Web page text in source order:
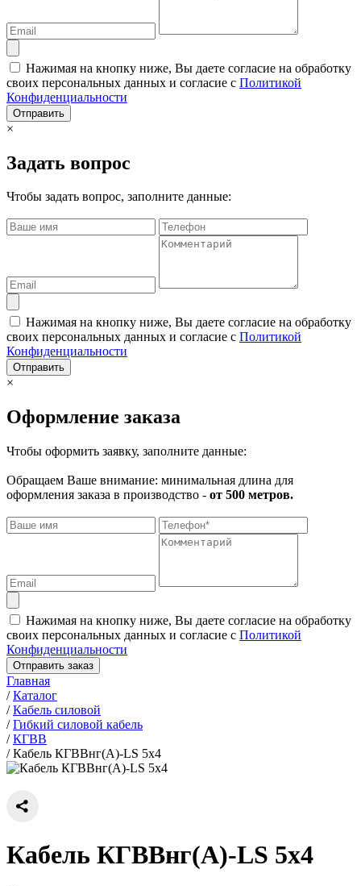
Нажимая на кнопку ниже, Вы даете согласие на обработку
своих персональных данных и согласие с Политикой
Конфиденциальности
Отправить
×
Задать вопрос
Чтобы задать вопрос, заполните данные:
Нажимая на кнопку ниже, Вы даете согласие на обработку
своих персональных данных и согласие с Политикой
Конфиденциальности
Отправить
×
Оформление заказа
Чтобы оформить заявку, заполните данные:
Обращаем Ваше внимание: минимальная длина для
оформления заказа в производство - от 500 метров.
Нажимая на кнопку ниже, Вы даете согласие на обработку
своих персональных данных и согласие с Политикой
Конфиденциальности
Отправить заказ
Главная
/Каталог
/Кабель силовой
/Гибкий силовой кабель
/КГВВ
/Кабель КГВВнг(А)-LS 5х4
Кабель КГВВнг(А)-LS 5х4